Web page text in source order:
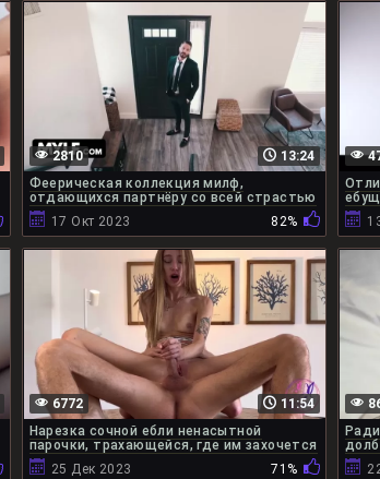
13:24
2810
Феерическая коллекция милф,
отдающихся партнёру со всей страстью
17 Окт 2023
82%
11:54
6772
Нарезка сочной ебли ненасытной
парочки, трахающейся, где им захочется
25 Дек 2023
71%